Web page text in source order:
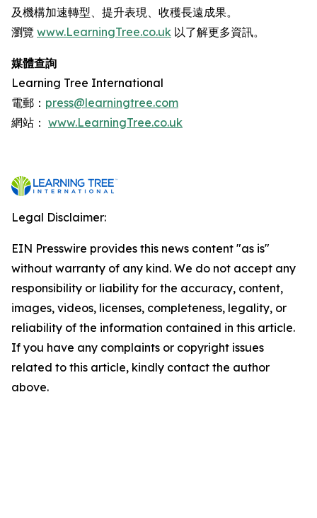
及機構加速轉型、提升表現、收穫長遠成果。
瀏覽 www.LearningTree.co.uk 以了解更多資訊。
媒體查詢
Learning Tree International
電郵： press@learningtree.com
網站： www.LearningTree.co.uk
Legal Disclaimer:
EIN Presswire provides this news content "as is"
without warranty of any kind. We do not accept any
responsibility or liability for the accuracy, content,
images, videos, licenses, completeness, legality, or
reliability of the information contained in this article.
If you have any complaints or copyright issues
related to this article, kindly contact the author
above.